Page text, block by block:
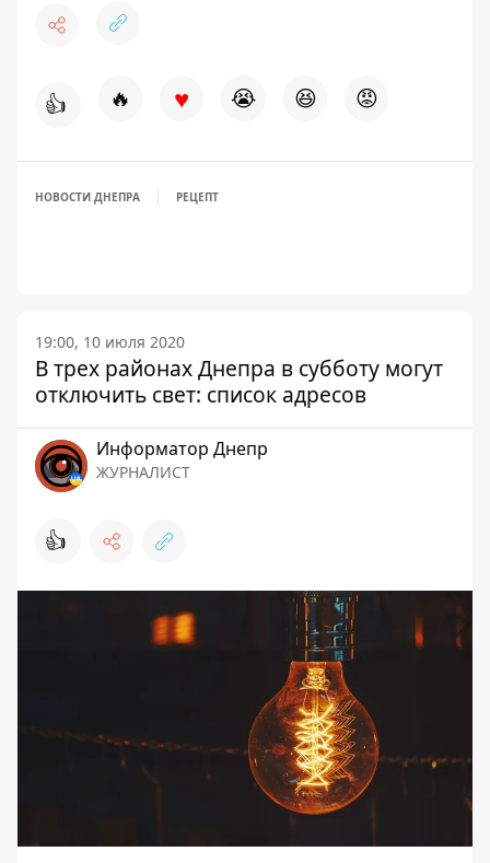
👍 🔥 ♥ 😭 😆 😡
НОВОСТИ ДНЕПРА РЕЦЕПТ
19:00, 10 июля 2020
В трех районах Днепра в субботу могут
отключить свет: список адресов
Информатор Днепр
ЖУРНАЛИСТ
👍